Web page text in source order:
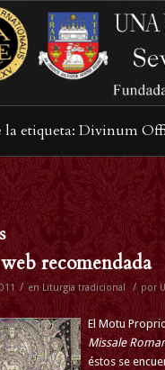
la etiqueta: Divinum
recomendada
/ en Liturgia tradicional / por
El Motu
Missale
éstos se